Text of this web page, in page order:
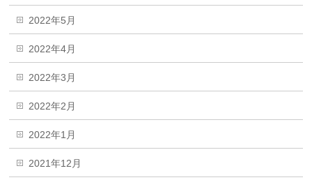
2022年5月
2022年4月
2022年3月
2022年2月
2022年1月
2021年12月